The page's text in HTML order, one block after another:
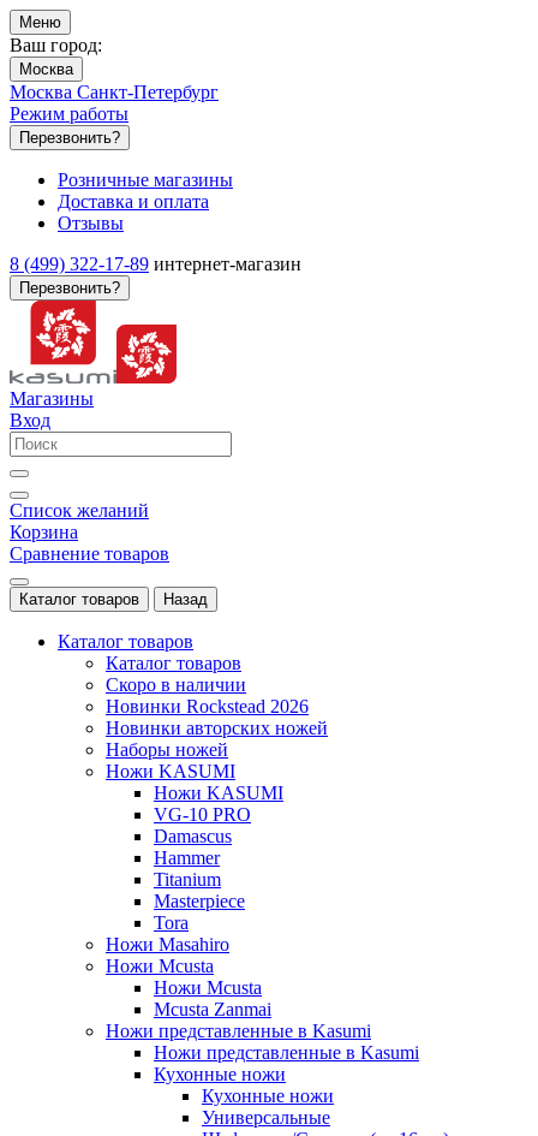
Меню
Ваш город:
Москва
Москва Санкт-Петербург
Режим работы
Перезвонить?
Розничные магазины
Доставка и оплата
Отзывы
8 (499) 322-17-89 интернет-магазин
Перезвонить?
Магазины
Вход
Список желаний
Корзина
Сравнение товаров
Каталог товаров Назад
Каталог товаров
Каталог товаров
Скоро в наличии
Новинки Rockstead 2026
Новинки авторских ножей
Наборы ножей
Ножи KASUMI
Ножи KASUMI
VG-10 PRO
Damascus
Hammer
Titanium
Masterpiece
Tora
Ножи Masahiro
Ножи Mcusta
Ножи Mcusta
Mcusta Zanmai
Ножи представленные в Kasumi
Ножи представленные в Kasumi
Кухонные ножи
Кухонные ножи
Универсальные